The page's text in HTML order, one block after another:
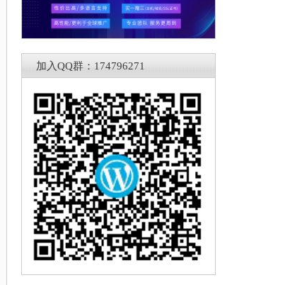
加入QQ群：174796271